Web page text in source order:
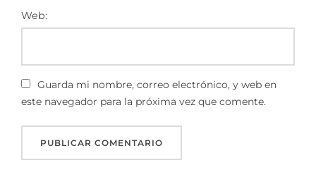
Web:
Guarda mi nombre, correo electrónico, y web en
este navegador para la próxima vez que comente.